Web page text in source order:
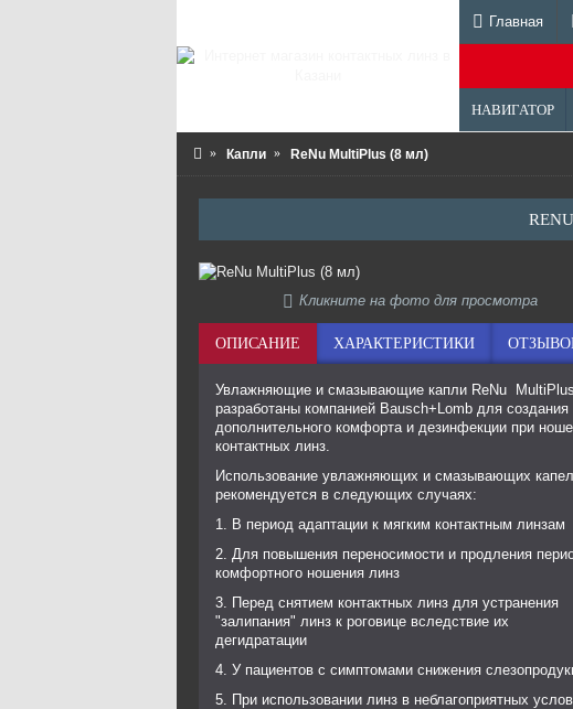
Главная
НАВИГАТОР
Капли ReNu MultiPlus (8 мл)
Кликните на фото для просмотра
ОПИСАНИЕ ХАРАКТЕРИСТИКИ
Увлажняющие и смазывающие капли ReNu MultiPlus
разработаны компанией Bausch+Lomb для создания
дополнительного комфорта и дезинфекции при
контактных линз.
Использование увлажняющих и смазывающих
рекомендуется в следующих случаях:
1. В период адаптации к мягким контактным линзам
2. Для повышения переносимости и продления
комфортного ношения линз
3. Перед снятием контактных линз для устранения
"залипания" линз к роговице вследствие их
дегидратации
4. У пациентов с симптомами снижения
5. При использовании линз в неблагоприятных